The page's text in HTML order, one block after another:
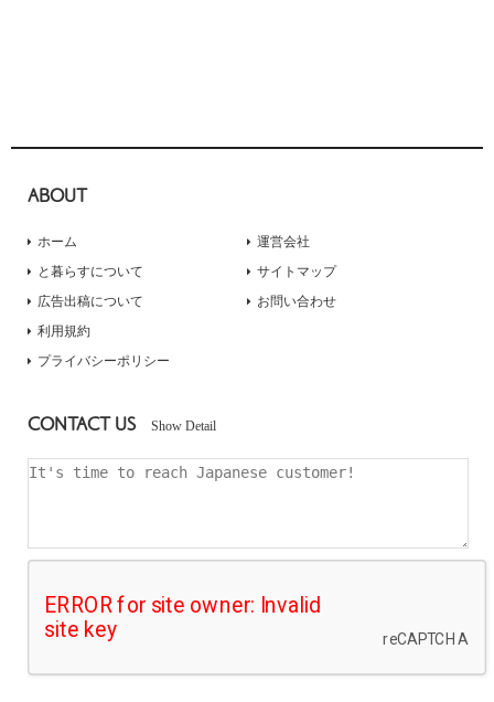
ABOUT
ホーム
と暮らすについて
広告出稿について
運営会社
サイトマップ
お問い合わせ
利用規約
プライバシーポリシー
CONTACT US Show Detail